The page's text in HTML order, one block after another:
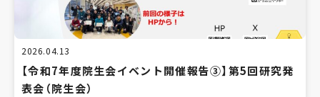
2026.04.13
【令和7年度院生会イベント開催報告③】第5回研究発
表会（院生会）